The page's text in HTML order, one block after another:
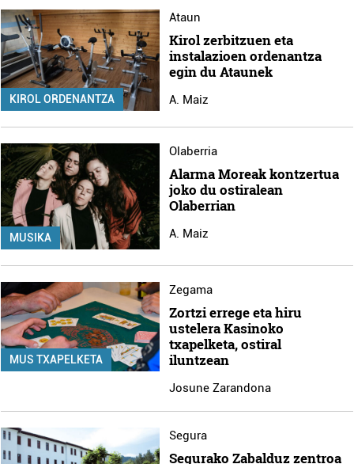
KIROL ORDENANTZA
Ataun
Kirol zerbitzuen eta
instalazioen ordenantza
egin du Ataunek
A. Maiz
MUSIKA
Olaberria
Alarma Moreak kontzertua
joko du ostiralean
Olaberrian
A. Maiz
MUS TXAPELKETA
Zegama
Zortzi errege eta hiru
ustelera Kasinoko
txapelketa, ostiral
iluntzean
Josune Zarandona
Segura
Segurako Zabalduz zentroa